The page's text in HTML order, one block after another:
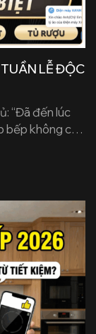
LỄ ĐỘC
“Đã đến lúc
bếp không chỉ
tuyệt đối.